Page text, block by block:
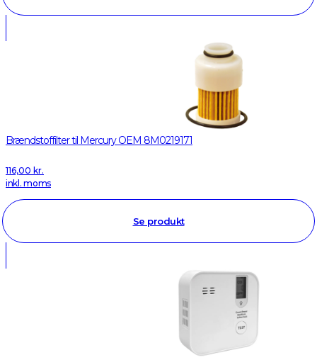
Brændstoffilter til Mercury OEM 8M0219171
116,00 kr.
inkl. moms
Se produkt